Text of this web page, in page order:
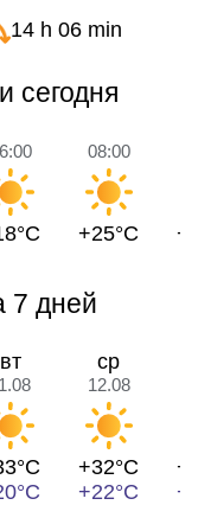
14 h 06 min
сегодня
08:00
+25°C
7 дней
вт ср
12.08
+32°C
+22°C